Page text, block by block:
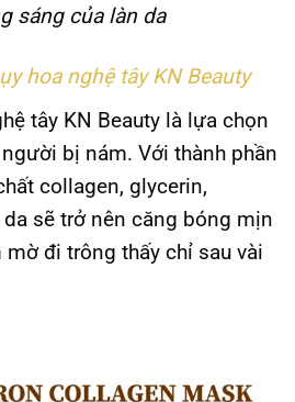
sáng của làn da
hoa nghệ tây KN Beauty
tây KN Beauty là lựa chọn
bị nám. Với thành phần
collagen, glycerin,
sẽ trở nên căng bóng mịn
mờ đi trông thấy chỉ sau vài